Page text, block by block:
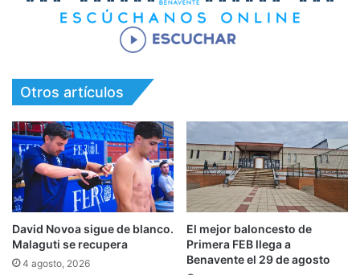
Otros artículos
David Novoa sigue de blanco.
Malaguti se recupera
4 agosto, 2026
El mejor baloncesto de
Primera FEB llega a
Benavente el 29 de agosto